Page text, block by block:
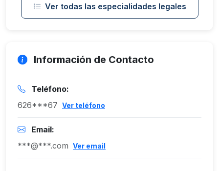
Ver todas las especialidades legales
Información de Contacto
Teléfono:
626***67 Ver teléfono
Email:
***@***.com Ver email